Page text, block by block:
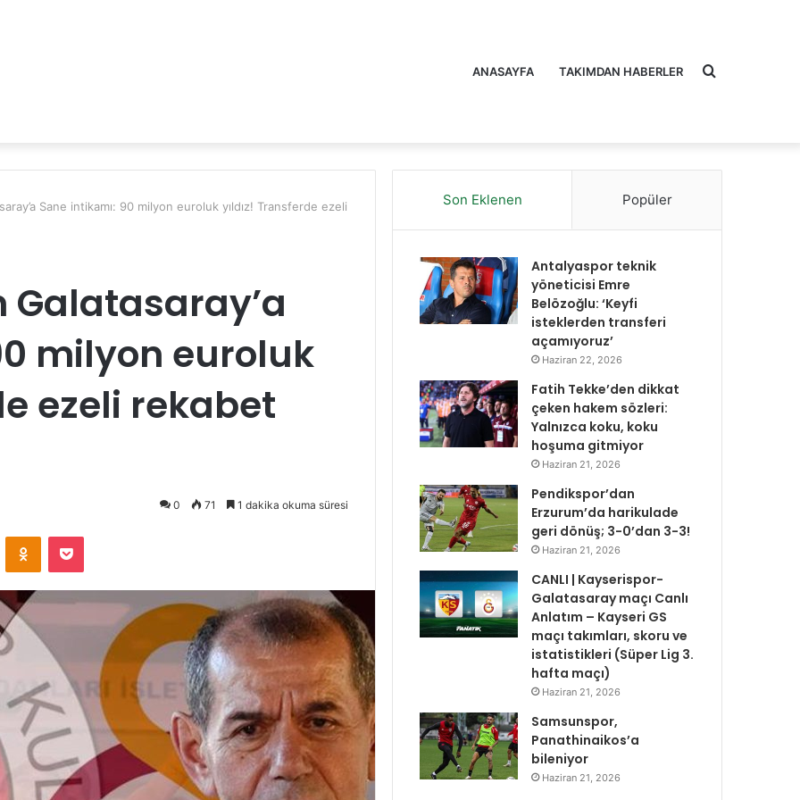
ANASAYFA TAKIMDAN HABERLER Arama
Sane intikamı: 90 milyon euroluk yıldız! Transferde ezeli
Galatasaray’a
milyon euroluk
ezeli rekabet
0 71 1 dakika okuma süresi
Odnoklassniki
Pocket
Son Eklenen Popüler
Antalyaspor teknik
yöneticisi Emre
Belözoğlu: ‘Keyfi
isteklerden transferi
açamıyoruz’
Haziran 22, 2026
Fatih Tekke’den dikkat
çeken hakem sözleri:
Yalnızca koku, koku
hoşuma gitmiyor
Haziran 21, 2026
Pendikspor’dan
Erzurum’da harikulade
geri dönüş; 3-0’dan 3-3!
Haziran 21, 2026
CANLI | Kayserispor-
Galatasaray maçı Canlı
Anlatım – Kayseri GS
maçı takımları, skoru ve
istatistikleri (Süper Lig 3.
hafta maçı)
Haziran 21, 2026
Samsunspor,
Panathinaikos’a
bileniyor
Haziran 21, 2026